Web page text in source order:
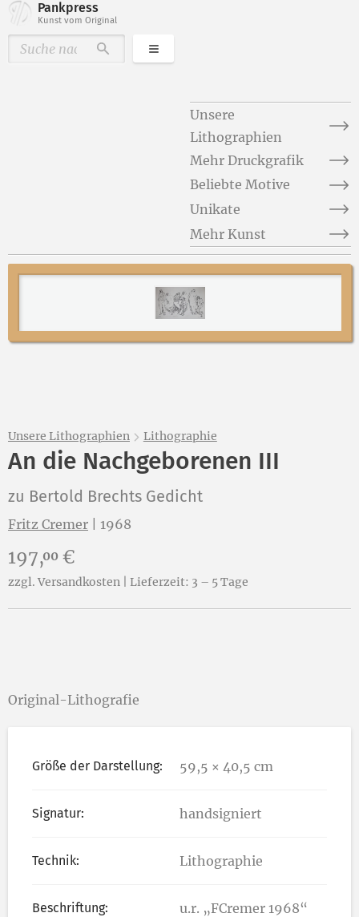
Pankpress
Kunst vom Original
DurchsuchenKategorien
Unsere
Lithographien
Mehr Druckgrafik
Beliebte Motive
Unikate
Mehr Kunst
Unsere Lithographien Lithographie
An die Nachgeborenen III
zu Bertold Brechts Gedicht
Fritz Cremer 1968
Preis:
197,00 €
zzgl. Versandkosten | Lieferzeit: 3 – 5 Tage
Original-Lithografie
Größe der Darstellung: 59,5 × 40,5 cm
Signatur: handsigniert
Technik: Lithographie
Beschriftung: u.r. „FCremer 1968“